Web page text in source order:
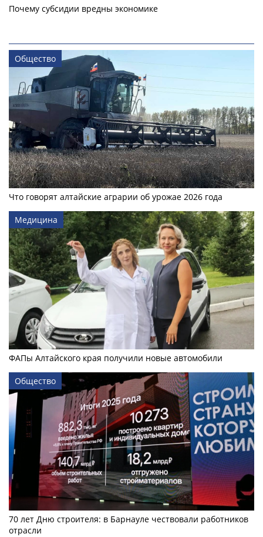
Почему субсидии вредны экономике
Общество
Что говорят алтайские аграрии об урожае 2026 года
Медицина
ФАПы Алтайского края получили новые автомобили
Общество
70 лет Дню строителя: в Барнауле чествовали работников
отрасли